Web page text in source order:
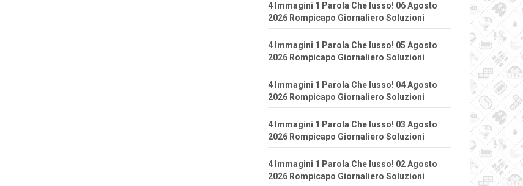
4 Immagini 1 Parola Che lusso! 06 Agosto
2026 Rompicapo Giornaliero Soluzioni
4 Immagini 1 Parola Che lusso! 05 Agosto
2026 Rompicapo Giornaliero Soluzioni
4 Immagini 1 Parola Che lusso! 04 Agosto
2026 Rompicapo Giornaliero Soluzioni
4 Immagini 1 Parola Che lusso! 03 Agosto
2026 Rompicapo Giornaliero Soluzioni
4 Immagini 1 Parola Che lusso! 02 Agosto
2026 Rompicapo Giornaliero Soluzioni